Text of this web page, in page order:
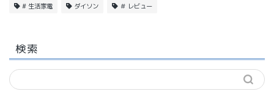
# 生活家電 ダイソン ＃ レビュー
検索